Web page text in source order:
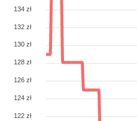
134 zł
132 zł
130 zł
128 zł
126 zł
124 zł
122 zł